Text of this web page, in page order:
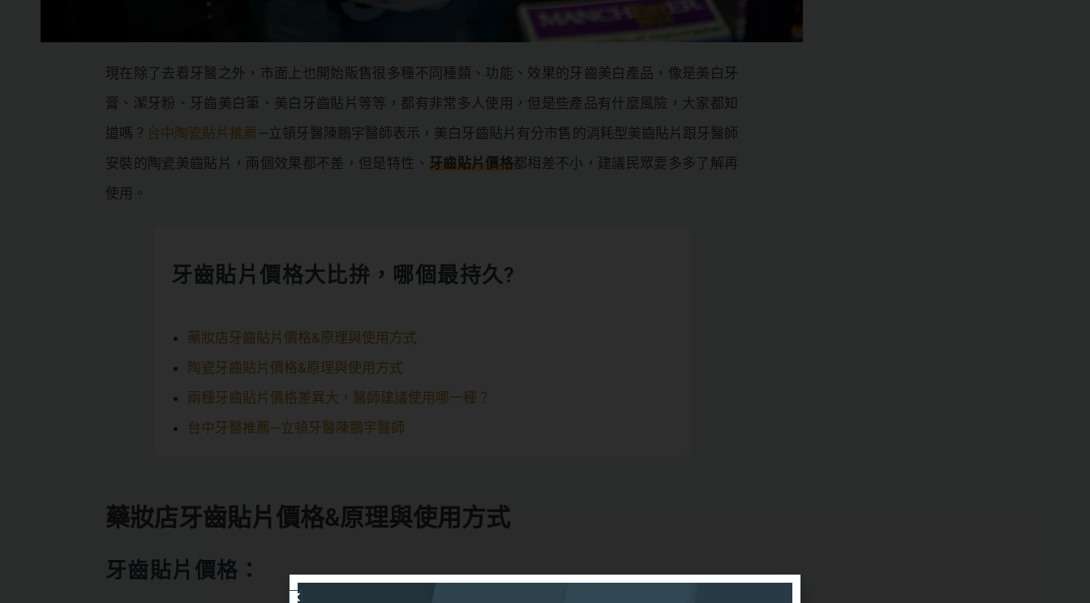
現在除了去看牙醫之外，市面上也開始販售很多種不同種類、功能、效果的牙齒美白產品，像是美白牙
膏、潔牙粉、牙齒美白筆、美白牙齒貼片等等，都有非常多人使用，但是些產品有什麼風險，大家都知
道嗎？ 台中陶瓷貼片推薦 —立頓牙醫陳鵬宇醫師表示，美白牙齒貼片有分市售的消耗型美齒貼片跟牙醫師
安裝的陶瓷美齒貼片，兩個效果都不差，但是特性、 牙齒貼片價格都相差不小，建議民眾要多多了解再
使用。
牙齒貼片價格大比拚，哪個最持久?
藥妝店牙齒貼片價格&原理與使用方式
陶瓷牙齒貼片價格&原理與使用方式
兩種牙齒貼片價格差異大，醫師建議使用哪一種？
台中牙醫推薦—立頓牙醫陳鵬宇醫師
藥妝店牙齒貼片價格&原理與使用方式
牙齒貼片價格：